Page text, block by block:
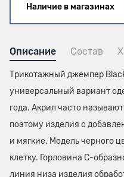
Наличие в магазинах
Описание Состав
Трикотажный джемпер
универсальный вариант
года. Акрил часто
поэтому изделия с
и мягкие. Модель черного
клетку. Горловина С-
линия низа изделия